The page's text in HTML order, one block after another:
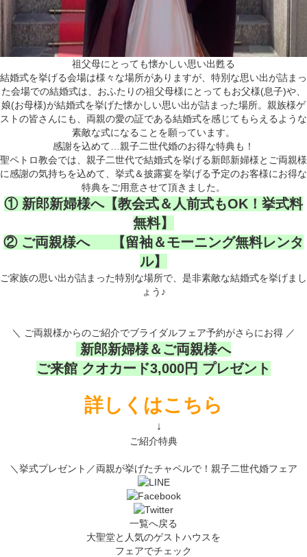
祖父母にとっても懐かしい思い出甦る
結婚式を挙げる会場は様々な場所がありますが、特別な思い出が詰まっ
た会場での結婚式は、おふたりの祖父母様にとってもお父様(息子)や、
娘(お母様)が結婚式を挙げた懐かしい思い出が詰まった場所。親族様ゲ
ストの皆さんにも、両親の愛の証である結婚式を感じてもらえるような
素敵な式になることを願っています。
感謝を込めて…親子二世代婚のお得な特典も！
聖ペトロ教会では、親子二世代で結婚式を挙げる新郎新婦様とご両親様
に感謝の気持ちを込めて、挙式＆披露宴を挙げる予定のお客様にお得な
特典をご用意させて頂きました。
① 新郎新婦様へ【教会式＆人前式もOK！挙式料
無料】
② ご両親様へ 【留袖＆モーニング無料レンタ
ル】
ご家族の思い出が詰まった特別な場所で、是非素敵な結婚式を挙げまし
ょう♪
＼ ご両親様からのご紹介でブライダルフェア予約がさらにお得 ／
新郎新婦様＆ご両親様へ
ご来館 クオカード3,000円 プレゼント
詳しくはこちら
↓
ご紹介特典
＼挙式プレゼント／両親が挙げたチャペルで！親子二世代婚フェア
一覧へ戻る
大聖堂と人気のゲストハウスを
フェアでチェック